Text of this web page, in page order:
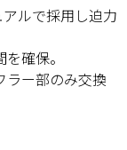
ルで採用し迫力
確保。
ー部のみ交換